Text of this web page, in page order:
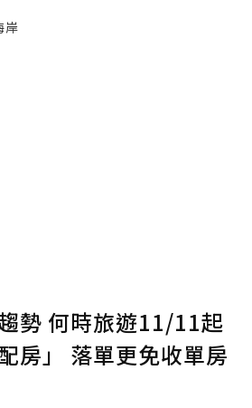
岸
勢 何時旅遊11/11起
房」 落單更免收單房